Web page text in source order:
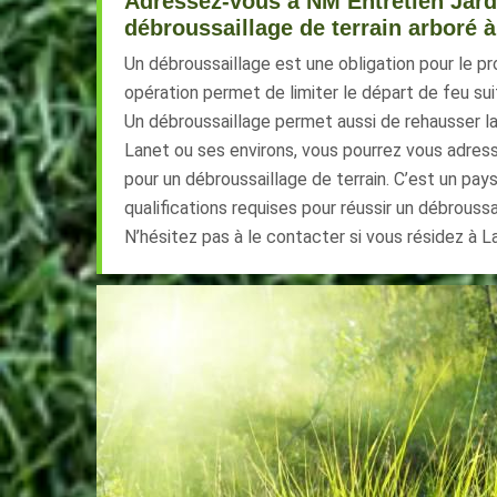
débroussaillage de terrain arboré
Un débroussaillage est une obligation pour le
opération permet de limiter le départ de feu
Un débroussaillage permet aussi de rehausser
Lanet ou ses environs, vous pourrez vous
pour un débroussaillage de terrain. C’est un
qualifications requises pour réussir un
N’hésitez pas à le contacter si vous résidez à